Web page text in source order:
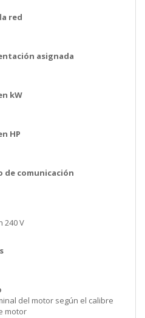
red
asignada
kW
HP
comunicación
240 V
del motor según el calibre
motor